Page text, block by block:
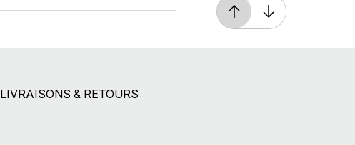
LIVRAISONS & RETOURS